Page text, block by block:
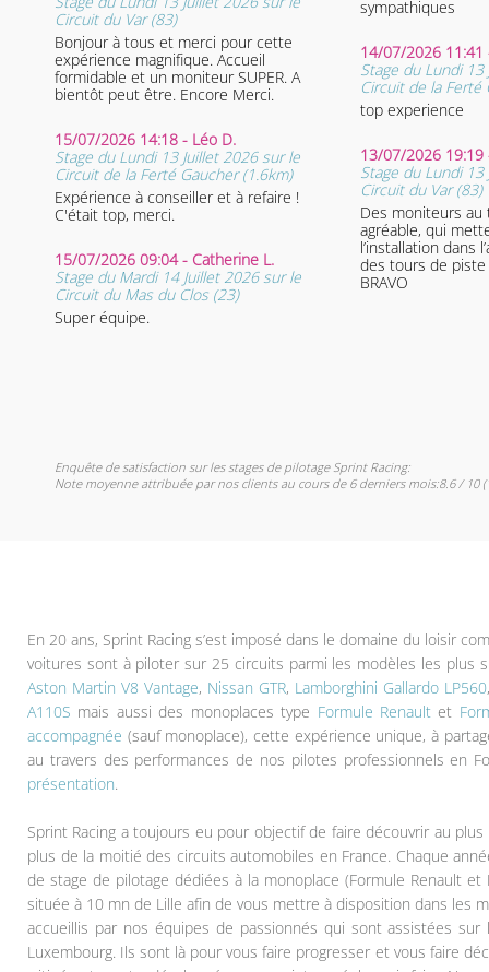
Circuit du Var (83)
Bonjour à tous et merci pour cette
expérience magnifique. Accueil
formidable et un moniteur SUPER. A
bientôt peut être. Encore Merci.
15/07/2026 14:18 - Léo D.
Stage du Lundi 13 Juillet 2026 sur le
Circuit de la Ferté Gaucher (1.6km)
Expérience à conseiller et à refaire !
C'était top, merci.
15/07/2026 09:04 - Catherine L.
Stage du Mardi 14 Juillet 2026 sur le
Circuit du Mas du Clos (23)
Super équipe.
sympathiques
14/07/2026 11:41
Stage du Lundi
Circuit de la Ferté
top experience
13/07/2026 19:19
Stage du Lundi
Circuit du Var (83)
Des moniteurs au
agréable, qui
l’installation dans
des tours de
BRAVO
Enquête de satisfaction sur les stages de pilotage Sprint Racing:
Note moyenne attribuée par nos clients au cours de 6 derniers mois:8.6 / 10
En 20 ans, Sprint Racing s’est imposé dans le domaine du loisir
voitures sont à piloter sur 25 circuits parmi les modèles les plus
Aston Martin V8 Vantage, Nissan GTR, Lamborghini Gallardo LP560
A110S mais aussi des monoplaces type Formule Renault et
accompagnée (sauf monoplace), cette expérience unique, à
au travers des performances de nos pilotes professionnels en
présentation.
Sprint Racing a toujours eu pour objectif de faire découvrir au
plus de la moitié des circuits automobiles en France. Chaque
de stage de pilotage dédiées à la monoplace (Formule Renault
située à 10 mn de Lille afin de vous mettre à disposition dans les
accueillis par nos équipes de passionnés qui sont assistées
Luxembourg. Ils sont là pour vous faire progresser et vous faire